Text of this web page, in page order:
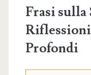
Frasi
Profondi